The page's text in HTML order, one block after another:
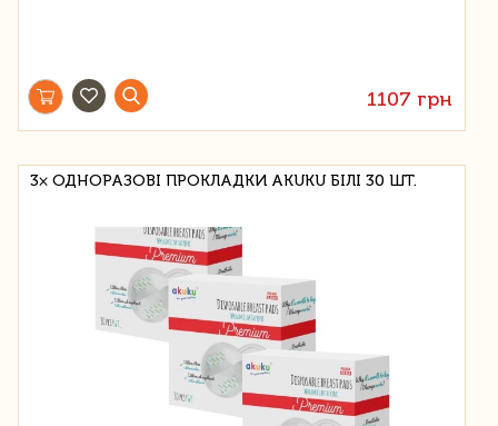
1107 грн
3× ОДНОРАЗОВІ ПРОКЛАДКИ AKUKU БІЛІ 30 ШТ.